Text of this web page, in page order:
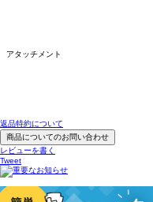
アタッチメント
返品特約について
商品についてのお問い合わせ
レビューを書く
Tweet